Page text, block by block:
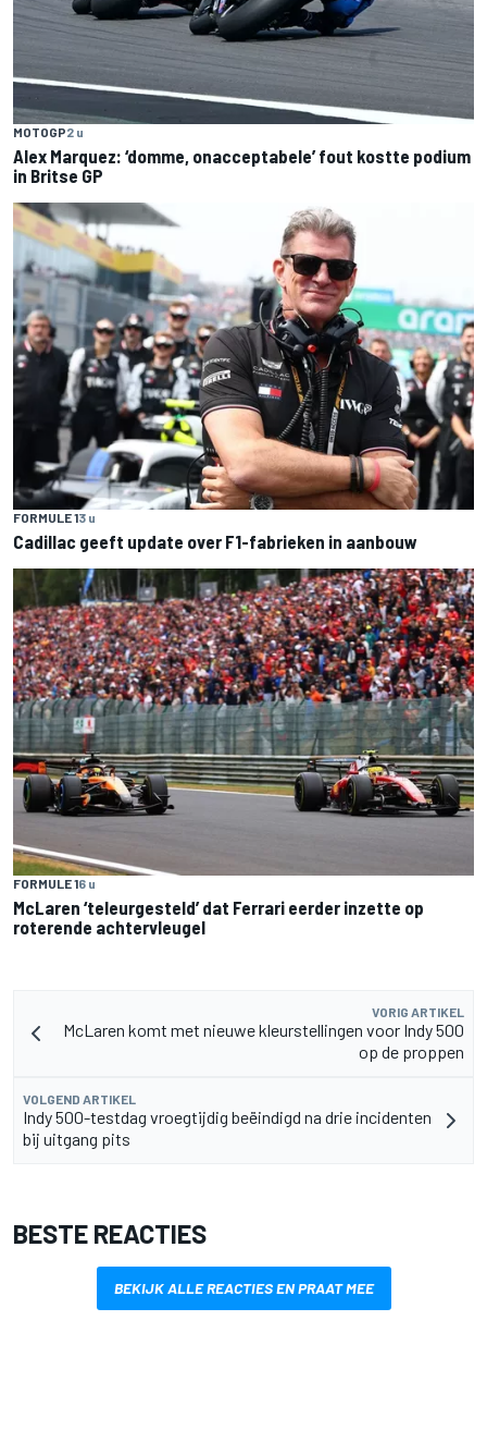
MOTOGP2 u
Alex Marquez: ‘domme, onacceptabele’ fout kostte podium
in Britse GP
FORMULE 13 u
Cadillac geeft update over F1-fabrieken in aanbouw
FORMULE 16 u
McLaren ‘teleurgesteld’ dat Ferrari eerder inzette op
roterende achtervleugel
VORIG ARTIKEL
McLaren komt met nieuwe kleurstellingen voor Indy 500
op de proppen
VOLGEND ARTIKEL
Indy 500-testdag vroegtijdig beëindigd na drie incidenten
bij uitgang pits
BESTE REACTIES
BEKIJK ALLE REACTIES EN PRAAT MEE